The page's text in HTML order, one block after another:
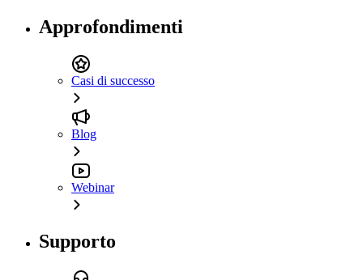
Approfondimenti
Casi di successo
Blog
Webinar
Supporto